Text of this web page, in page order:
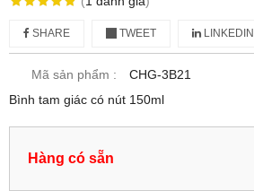
SHARE TWEET LINKEDIN
Mã sản phẩm :
CHG-3B21
Bình tam giác có nút 150ml
Hàng có sẵn